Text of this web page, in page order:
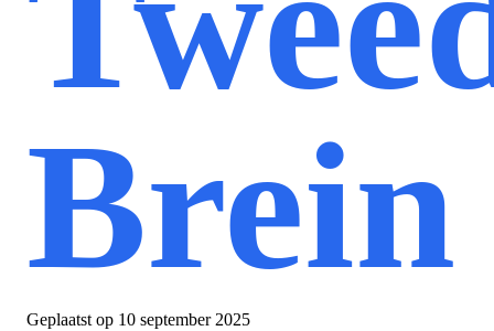
Brein
Geplaatst op 10 september 2025